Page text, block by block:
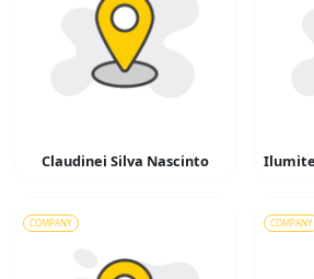
Claudinei Silva Nascinto
COMPANY COMPANY